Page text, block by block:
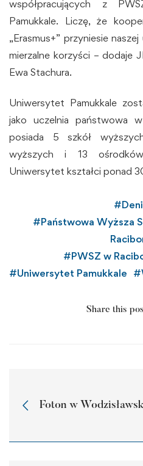
współpracujących z
Pamukkale. Liczę, że
„Erasmus+” przyniesie
mierzalne korzyści – dodaje
Ewa Stachura.
Uniwersytet Pamukkale
jako uczelnia państwowa
posiada 5 szkół
wyższych i 13
Uniwersytet kształci ponad
#
#Państwowa Wyższa
#PWSZ w
#Uniwersytet Pamukkale #
Share this
Foton w